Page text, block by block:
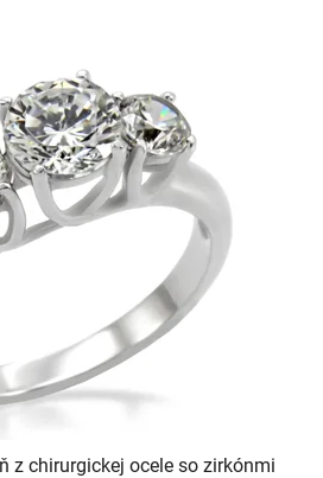
z chirurgickej ocele so zirkónmi